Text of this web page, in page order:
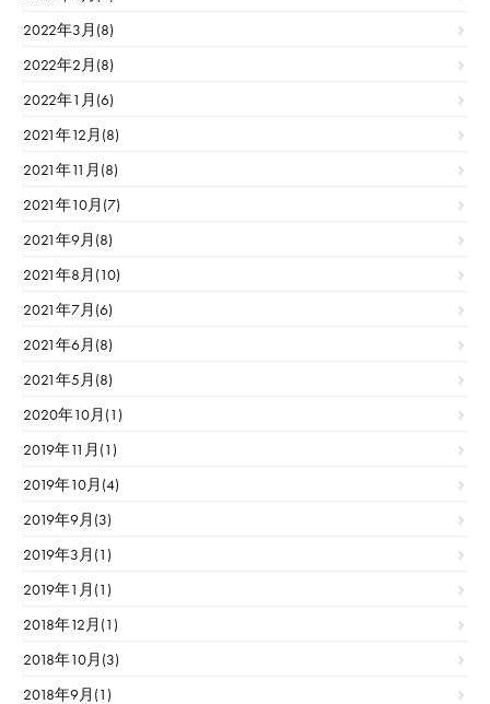
2022年3月(8)
2022年2月(8)
2022年1月(6)
2021年12月(8)
2021年11月(8)
2021年10月(7)
2021年9月(8)
2021年8月(10)
2021年7月(6)
2021年6月(8)
2021年5月(8)
2020年10月(1)
2019年11月(1)
2019年10月(4)
2019年9月(3)
2019年3月(1)
2019年1月(1)
2018年12月(1)
2018年10月(3)
2018年9月(1)